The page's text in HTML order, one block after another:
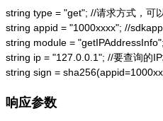
string type = "get"; //请求方式，可
string appid = "1000xxxx"; //
string module =
string ip = "127.0.0.1"; //要查询的
string sign =
响应参数